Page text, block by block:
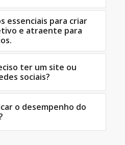
essenciais para criar
e atraente para
ter um site ou
sociais?
o desempenho do